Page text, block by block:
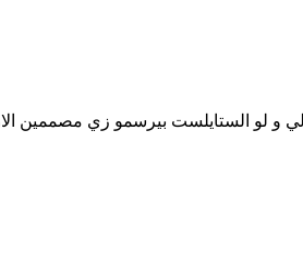
لو الستايلست بيرسمو زي مصممين